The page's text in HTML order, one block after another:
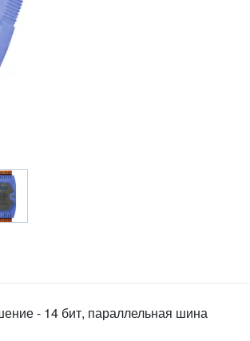
- 14 бит, параллельная шина